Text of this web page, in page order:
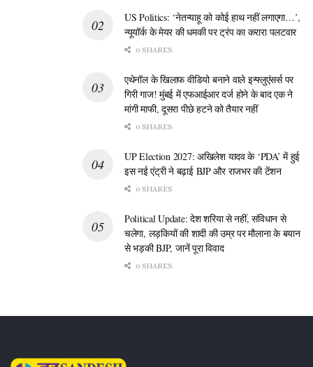
US Politics: ‘नेतन्याहू को कोई हाथ नहीं लगाएगा…’,
न्यूयॉर्क के मेयर की धमकी पर ट्रंप का करारा पलटवार
0 SHARES
एथेनॉल के खिलाफ वीडियो बनाने वाले इन्फ्लुएंसर्स पर
गिरी गाज! मुंबई में एफआईआर दर्ज होने के बाद एक ने
मांगी माफी, दूसरा पीछे हटने को तैयार नहीं
0 SHARES
UP Election 2027: अखिलेश यादव के ‘PDA’ में हुई
इस नई एंट्री ने बढ़ाई BJP और राजभर की टेंशन
0 SHARES
Political Update: देश शरिया से नहीं, संविधान से
चलेगा, लड़कियों की शादी की उम्र पर मौलाना के बयान
से भड़की BJP, जानें पूरा विवाद
0 SHARES